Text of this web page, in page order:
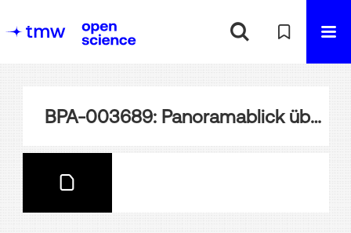
BPA-003689: Panoramablick über den Kanal von Suez